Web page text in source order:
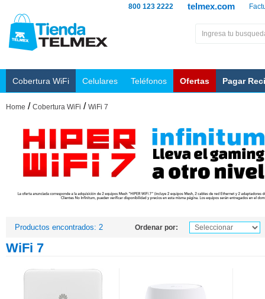
telmex.com
800 123 2222
Cobertura WiFi Celulares Teléfonos Ofertas Pagar
Home / Cobertura WiFi / WiFi 7
Productos encontrados: 2 Ordenar por:
WiFi 7